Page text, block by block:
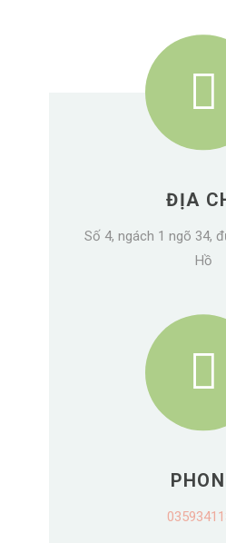
ĐỊA
Số 4, ngách 1 ngõ 34,
Hồ